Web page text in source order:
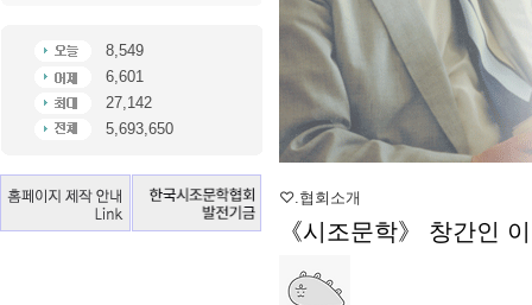
8,549
6,601
27,142
5,693,650
♡.협회소개
《시조문학》 창간인